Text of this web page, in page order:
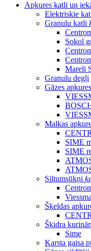
Apkures katli un
Elektriskie
Granulu katli
Sokol
Mareli
Granulu degļi
Gāzes
Malkas
SIME
SIME
Siltumsūkņi
Šķeldas
Šķidra
Sime
Karsta gaisa